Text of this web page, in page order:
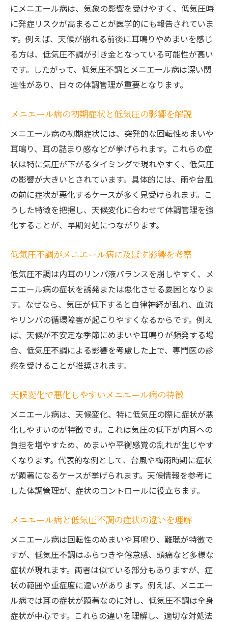
にメニエール病は、気象の影響を受けやすく、低気圧時
に発症リスクが高まることが医学的にも報告されていま
す。例えば、天候が崩れる前後に耳鳴りやめまいを感じ
る方は、低気圧不調が引き金となっている可能性が高い
です。したがって、低気圧不調とメニエール病は深い関
連性があり、日々の体調管理が重要となります。
メニエール病の初期症状と低気圧の影響を解説
メニエール病の初期症状には、突発的な回転性めまいや
耳鳴り、耳の詰まり感などが挙げられます。これらの症
状は特に気圧が下がるタイミングで現れやすく、低気圧
の影響が大きいとされています。具体的には、雨や台風
の前に症状が悪化するケースが多く見受けられます。こ
うした特徴を把握し、天候変化に合わせて体調管理を強
化することが、早期対処につながります。
低気圧不調がメニエール病に及ぼす影響を考察
低気圧不調は内耳のリンパ液バランスを崩しやすく、メ
ニエール病の症状を誘発または悪化させる要因となりま
す。なぜなら、気圧が低下すると自律神経が乱れ、血流
やリンパの循環障害が起こりやすくなるからです。例え
ば、天候が不安定な季節にめまいや耳鳴りが頻発する場
合、低気圧不調による影響を考慮した上で、専門医の診
察を受けることが推奨されます。
天候変化で悪化しやすいメニエール病の特徴
メニエール病は、天候変化、特に低気圧の際に症状が悪
化しやすいのが特徴です。これは気圧の低下が内耳への
負担を増やすため、めまいや平衡感覚の乱れが生じやす
くなります。代表的な例として、台風や梅雨時期に症状
が顕著になるケースが挙げられます。天候情報を参考に
した体調管理が、症状のコントロールに役立ちます。
メニエール病と低気圧不調の症状の違いを理解
メニエール病は回転性のめまいや耳鳴り、難聴が特徴で
すが、低気圧不調はふらつきや倦怠感、頭痛など多様な
症状が現れます。両者は似ている部分もありますが、症
状の範囲や重症度に違いがあります。例えば、メニエー
ル病では耳の症状が顕著なのに対し、低気圧不調は全身
症状が中心です。これらの違いを理解し、適切な対処法